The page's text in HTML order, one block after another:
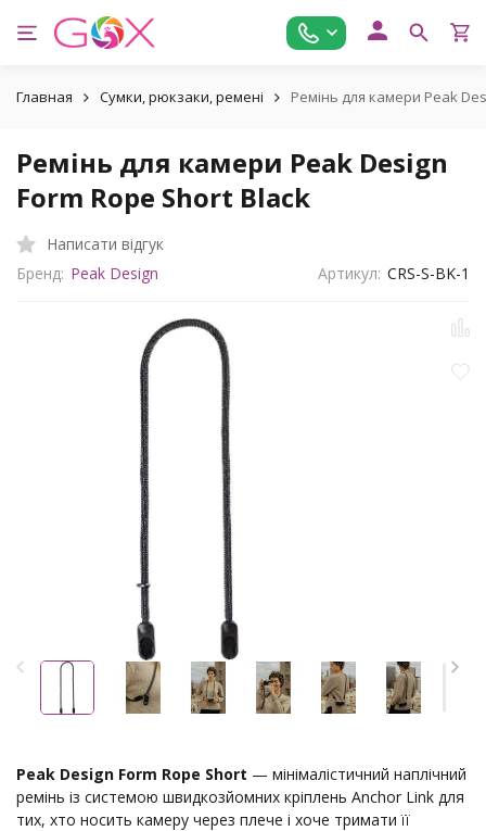
Главная Сумки, рюкзаки, ремені Ремінь для камери Peak
Ремінь для камери Peak Design
Form Rope Short Black
Написати відгук
Бренд: Peak Design Артикул: CRS-S-BK-1
Peak Design Form Rope Short — мінімалістичний наплічний
ремінь із системою швидкозйомних кріплень Anchor Link для
тих, хто носить камеру через плече і хоче тримати її